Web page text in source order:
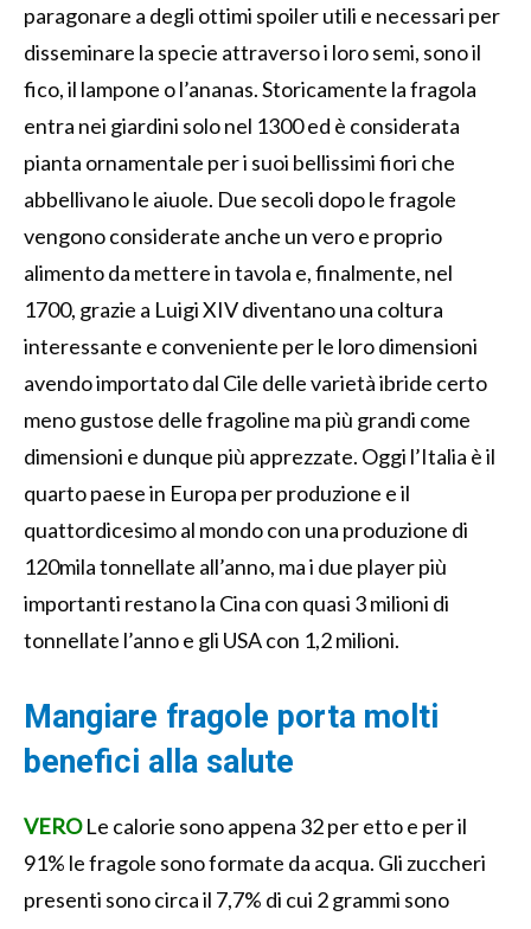
paragonare a degli ottimi spoiler utili e necessari per
disseminare la specie attraverso i loro semi, sono il
fico, il lampone o l’ananas. Storicamente la fragola
entra nei giardini solo nel 1300 ed è considerata
pianta ornamentale per i suoi bellissimi fiori che
abbellivano le aiuole. Due secoli dopo le fragole
vengono considerate anche un vero e proprio
alimento da mettere in tavola e, finalmente, nel
1700, grazie a Luigi XIV diventano una coltura
interessante e conveniente per le loro dimensioni
avendo importato dal Cile delle varietà ibride certo
meno gustose delle fragoline ma più grandi come
dimensioni e dunque più apprezzate. Oggi l’Italia è il
quarto paese in Europa per produzione e il
quattordicesimo al mondo con una produzione di
120mila tonnellate all’anno, ma i due player più
importanti restano la Cina con quasi 3 milioni di
tonnellate l’anno e gli USA con 1,2 milioni.
Mangiare fragole porta molti
benefici alla salute
VEROLe calorie sono appena 32 per etto e per il
91% le fragole sono formate da acqua. Gli zuccheri
presenti sono circa il 7,7% di cui 2 grammi sono